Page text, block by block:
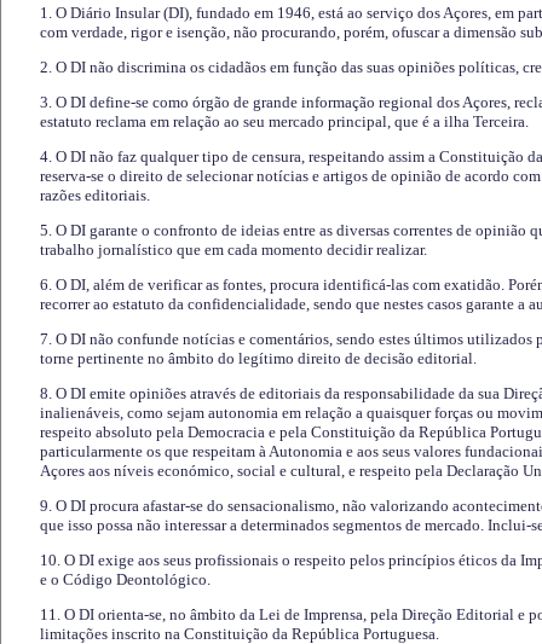
1. O Diário Insular (DI), fundado em 1946, está ao serviço dos Açores, em
com verdade, rigor e isenção, não procurando, porém, ofuscar a dimensão
2. O DI não discrimina os cidadãos em função das suas opiniões políticas,
3. O DI define-se como órgão de grande informação regional dos Açores,
estatuto reclama em relação ao seu mercado principal, que é a ilha Terceira.
4. O DI não faz qualquer tipo de censura, respeitando assim a Constituição
reserva-se o direito de selecionar notícias e artigos de opinião de acordo
razões editoriais.
5. O DI garante o confronto de ideias entre as diversas correntes de opinião
trabalho jornalístico que em cada momento decidir realizar.
6. O DI, além de verificar as fontes, procura identificá-las com exatidão.
recorrer ao estatuto da confidencialidade, sendo que nestes casos garante a
7. O DI não confunde notícias e comentários, sendo estes últimos utilizados
torne pertinente no âmbito do legítimo direito de decisão editorial.
8. O DI emite opiniões através de editoriais da responsabilidade da sua
inalienáveis, como sejam autonomia em relação a quaisquer forças ou
respeito absoluto pela Democracia e pela Constituição da República
particularmente os que respeitam à Autonomia e aos seus valores
Açores aos níveis económico, social e cultural, e respeito pela Declaração
9. O DI procura afastar-se do sensacionalismo, não valorizando
que isso possa não interessar a determinados segmentos de mercado.
10. O DI exige aos seus profissionais o respeito pelos princípios éticos da
e o Código Deontológico.
11. O DI orienta-se, no âmbito da Lei de Imprensa, pela Direção Editorial e
limitações inscrito na Constituição da República Portuguesa.